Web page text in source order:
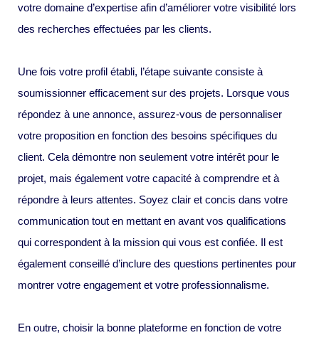
votre domaine d’expertise afin d’améliorer votre visibilité lors
des recherches effectuées par les clients.
Une fois votre profil établi, l’étape suivante consiste à
soumissionner efficacement sur des projets. Lorsque vous
répondez à une annonce, assurez-vous de personnaliser
votre proposition en fonction des besoins spécifiques du
client. Cela démontre non seulement votre intérêt pour le
projet, mais également votre capacité à comprendre et à
répondre à leurs attentes. Soyez clair et concis dans votre
communication tout en mettant en avant vos qualifications
qui correspondent à la mission qui vous est confiée. Il est
également conseillé d’inclure des questions pertinentes pour
montrer votre engagement et votre professionnalisme.
En outre, choisir la bonne plateforme en fonction de votre